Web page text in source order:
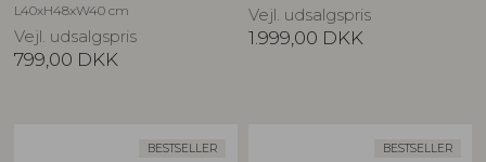
L40xH48xW40 cm
Vejl. udsalgspris
799,00 DKK
Vejl. udsalgspris
1.999,00 DKK
BESTSELLER BESTSELLER